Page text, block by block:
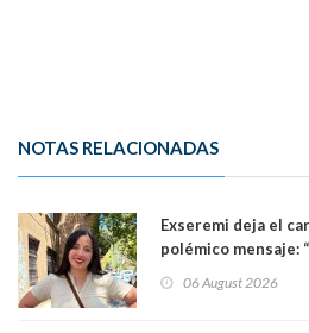
NOTAS RELACIONADAS
Exseremi deja el
polémico mensaje:
06 August 2026